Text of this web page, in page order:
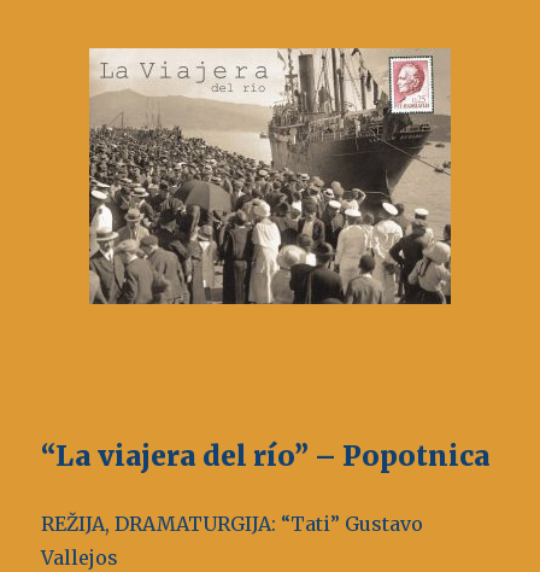
“La viajera del río” – Popotnica
REŽIJA, DRAMATURGIJA: “Tati” Gustavo
Vallejos